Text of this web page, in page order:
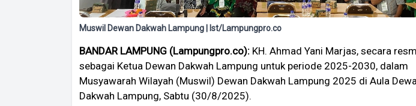
Muswil Dewan Dakwah Lampung | Ist/Lampungpro.co
BANDAR LAMPUNG (Lampungpro.co): KH. Ahmad Yani Marjas, secara
sebagai Ketua Dewan Dakwah Lampung untuk periode 2025-2030, dalam
Musyawarah Wilayah (Muswil) Dewan Dakwah Lampung 2025 di Aula
Dakwah Lampung, Sabtu (30/8/2025).